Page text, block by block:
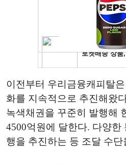
이전부터 우리금융캐피탈
화를 지속적으로 추진해왔
녹색채권을 꾸준히 발행해
4500억원에 달한다. 다양한
행을 추진하는 등 조달 수